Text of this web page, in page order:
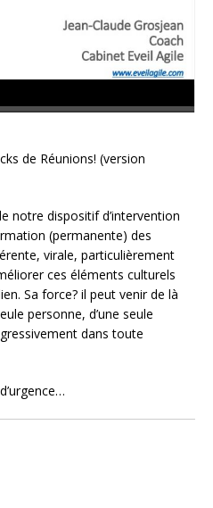
de Réunions! (version
notre dispositif d’intervention
(permanente) des
virale, particulièrement
ces éléments culturels
Sa force? il peut venir de là
personne, d’une seule
dans toute